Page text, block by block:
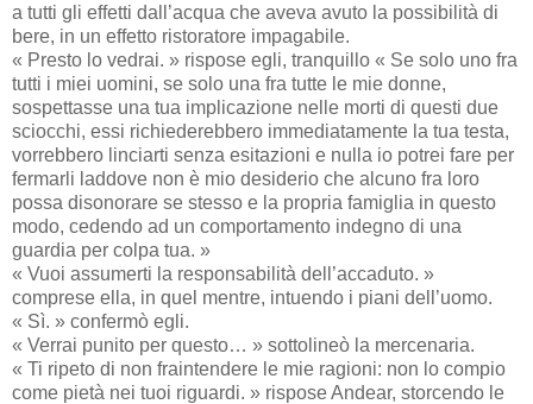
a tutti gli effetti dall’acqua che aveva avuto la possibilità di
bere, in un effetto ristoratore impagabile.
« Presto lo vedrai. » rispose egli, tranquillo « Se solo uno fra
tutti i miei uomini, se solo una fra tutte le mie donne,
sospettasse una tua implicazione nelle morti di questi due
sciocchi, essi richiederebbero immediatamente la tua testa,
vorrebbero linciarti senza esitazioni e nulla io potrei fare per
fermarli laddove non è mio desiderio che alcuno fra loro
possa disonorare se stesso e la propria famiglia in questo
modo, cedendo ad un comportamento indegno di una
guardia per colpa tua. »
« Vuoi assumerti la responsabilità dell’accaduto. »
comprese ella, in quel mentre, intuendo i piani dell’uomo.
« Sì. » confermò egli.
« Verrai punito per questo… » sottolineò la mercenaria.
« Ti ripeto di non fraintendere le mie ragioni: non lo compio
come pietà nei tuoi riguardi. » rispose Andear, storcendo le